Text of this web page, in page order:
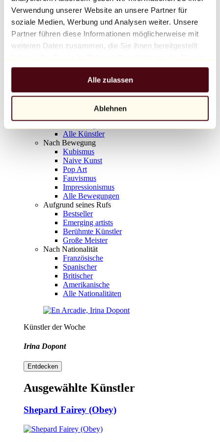
Verwendung unserer Website an unsere Partner für
soziale Medien, Werbung und Analysen weiter. Unsere
Partner führen diese Informationen möglicherweise mit
weiteren Daten zusammen, die Sie ihnen bereitgestellt
gesammelt haben.
Alle zulassen
Ablehnen
Balloon Dog (Orange)
Jeff Koons
10.000 €
Entdecken
Alle Bildhauer
Alle Fotografen
Alle Künstler
Nach Bewegung
Kubismus
Naive Kunst
Pop Art
Fauvismus
Impressionismus
Alle Bewegungen
Aufgrund seines Rufs
Bestseller
Emerging artists
Berühmte Künstler
Große Meister
Nach Nationalität
Französische
Spanischer
Britischer
Amerikanische
Alle Nationalitäten
Künstler der Woche
Irina Dopont
Entdecken
Ausgewählte Künstler
Shepard Fairey (Obey)